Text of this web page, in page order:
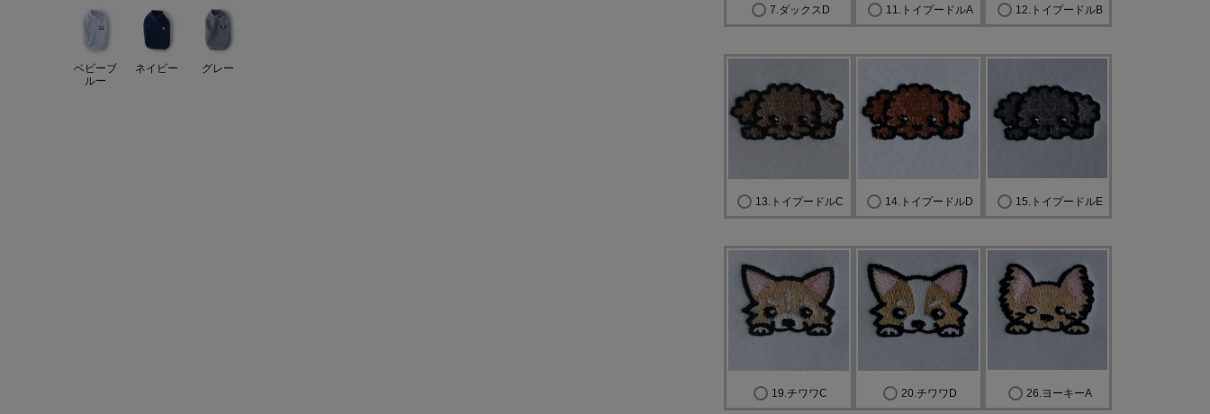
ベビーブ
ルー
ネイビー グレー
7.ダックスD 11.トイプードルA 12.トイプードルB
13.トイプードルC 14.トイプードルD 15.トイプードルE
19.チワワC 20.チワワD 26.ヨーキーA